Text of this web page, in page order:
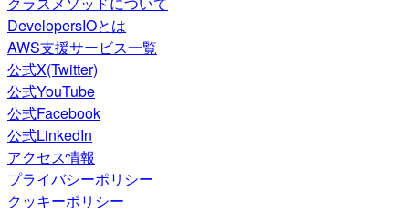
DevelopersIOとは
AWS支援サービス一覧
公式X(Twitter)
公式YouTube
公式Facebook
公式LinkedIn
アクセス情報
プライバシーポリシー
クッキーポリシー